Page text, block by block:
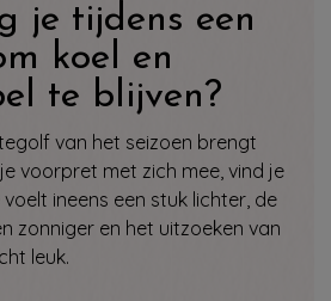
je tijdens een
koel en
te blijven?
van het seizoen brengt
voorpret met zich mee, vind je
ineens een stuk lichter, de
zonniger en het uitzoeken van
leuk.